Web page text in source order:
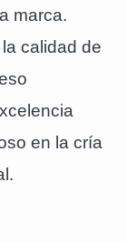
marca.
calidad de
en la cría